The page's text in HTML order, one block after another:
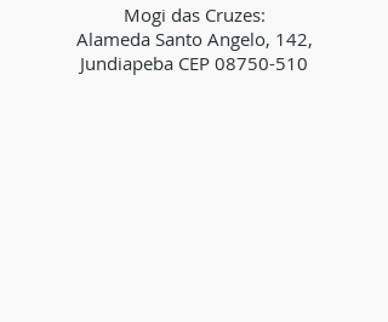
Mogi das Cruzes:
Alameda Santo Angelo, 142,
Jundiapeba CEP 08750-510